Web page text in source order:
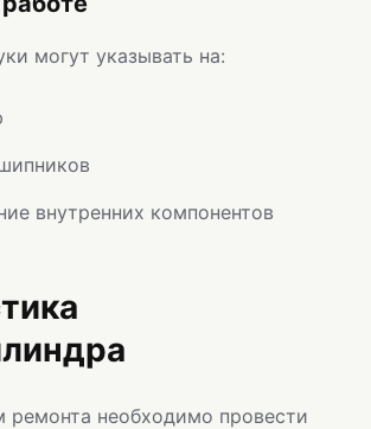
могут указывать на:
внутренних компонентов
ремонта необходимо провести